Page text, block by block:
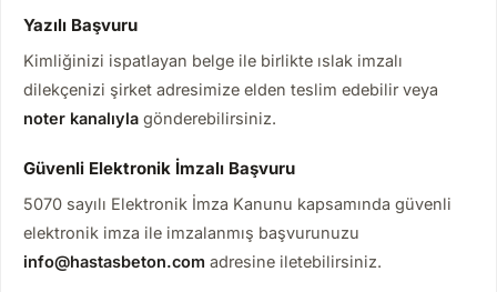
Yazılı Başvuru
Kimliğinizi ispatlayan belge ile birlikte ıslak imzalı
dilekçenizi şirket adresimize elden teslim edebilir veya
noter kanalıyla gönderebilirsiniz.
Güvenli Elektronik İmzalı Başvuru
5070 sayılı Elektronik İmza Kanunu kapsamında güvenli
elektronik imza ile imzalanmış başvurunuzu
info@hastasbeton.com adresine iletebilirsiniz.